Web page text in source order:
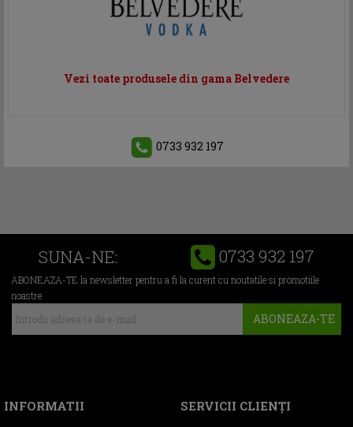
Vezi toate produsele din gama Belvedere
0733 932 197
SUNA-NE: 0733 932 197
ABONEAZA-TE la newsletter pentru a fi la curent cu noutatile si promotiile
noastre
ABONEAZA-TE
INFORMATII SERVICII CLIENŢI